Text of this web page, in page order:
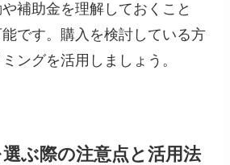
補助金を理解しておくこと
です。購入を検討している方
ングを活用しましょう。
ぶ際の注意点と活用法